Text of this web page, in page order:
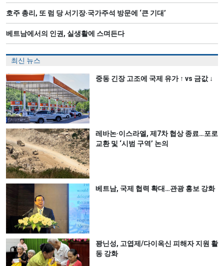
호주 총리, 또 럼 당 서기장‧국가주석 방문에 ‘큰 기대’
베트남에서의 인권, 실생활에 스며든다
최신 뉴스
중동 긴장 고조에 국제 유가 ↑ vs 금값 ↓
레바논·이스라엘, 제7차 협상 종료…포로
교환 및 ‘시범 구역’ 논의
베트남, 국제 협력 확대…관광 홍보 강화
꽝닌성, 고엽제/다이옥신 피해자 지원 활
동 강화